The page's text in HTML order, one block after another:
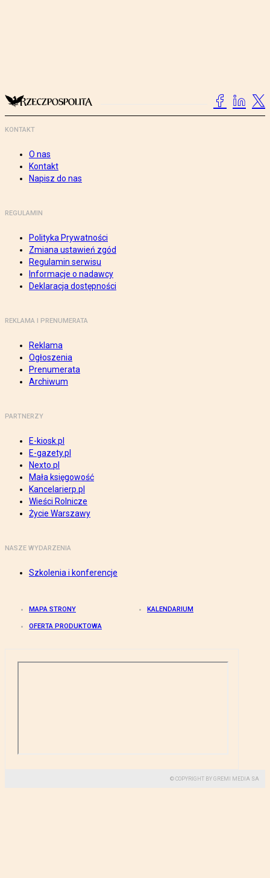
KONTAKT
O nas
Kontakt
Napisz do nas
REGULAMIN
Polityka Prywatności
Zmiana ustawień zgód
Regulamin serwisu
Informacje o nadawcy
Deklaracja dostępności
REKLAMA I PRENUMERATA
Reklama
Ogłoszenia
Prenumerata
Archiwum
PARTNERZY
E-kiosk.pl
E-gazety.pl
Nexto.pl
Mała księgowość
Kancelarierp.pl
Wieści Rolnicze
Życie Warszawy
NASZE WYDARZENIA
Szkolenia i konferencje
MAPA STRONY KALENDARIUM
OFERTA PRODUKTOWA
© COPYRIGHT BY GREMI MEDIA SA